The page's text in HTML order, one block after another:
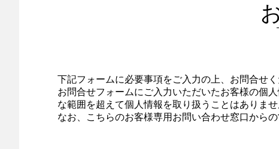
下記フォームに必要事項をご入力の上、お問合せく
お問合せフォームにご入力いただいたお客様の個
な範囲を超えて個人情報を取り扱うことはありませ
なお、こちらのお客様専用お問い合わせ窓口から